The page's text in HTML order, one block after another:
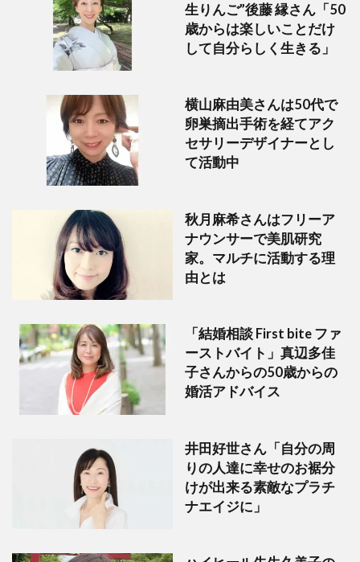
生りんご”後藤 縁さん「50
歳からは楽しいことだけ
して自分らしく生きる」
横山麻由美さんは50代で
卵巣摘出手術を経てアク
セサリーデザイナーとし
て活動中
秋月麻希さんはフリーア
ナウンサーで美肌研究
家。マルチに活動する理
由とは
「結婚相談 First bite ファ
ーストバイト」真辺多佳
子さんからの50歳からの
婚活アドバイス
井田好世さん「自分の周
りの人達に幸せのお裾分
けが出来る素敵なプラチ
ナエイジに」